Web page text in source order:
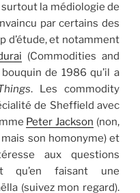
surtout la médiologie de
par certains des
d’étude, et notamment
(Commodities and
de 1986 qu’il a
. Les commodity
de Sheffield avec
Peter Jackson (non,
son homonyme) et
aux questions
qu’en faisant une
(suivez mon regard).